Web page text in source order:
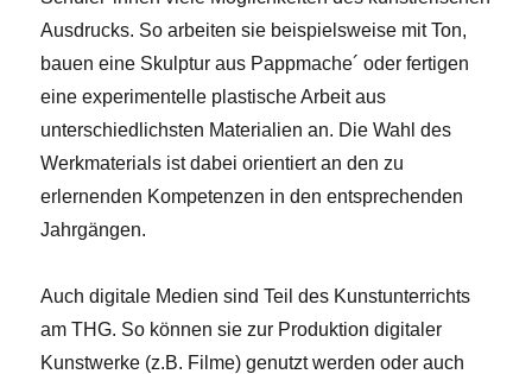
Ausdrucks. So arbeiten sie beispielsweise mit Ton,
bauen eine Skulptur aus Pappmache´ oder fertigen
eine experimentelle plastische Arbeit aus
unterschiedlichsten Materialien an. Die Wahl des
Werkmaterials ist dabei orientiert an den zu
erlernenden Kompetenzen in den entsprechenden
Jahrgängen.
Auch digitale Medien sind Teil des Kunstunterrichts
am THG. So können sie zur Produktion digitaler
Kunstwerke (z.B. Filme) genutzt werden oder auch